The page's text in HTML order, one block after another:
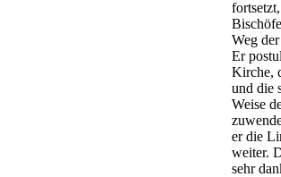
Weg
Er
Kirche,
und die
Weise
er die
weiter.
sehr